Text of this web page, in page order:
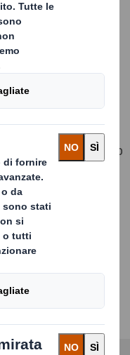
del 2019
(su base
ISO 50001
dei consumi
a livello
approccio allineato
obiettivi,
energetica e il
e della
più ampio per
per tonnellata di